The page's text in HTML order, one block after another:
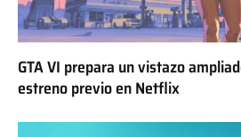
GTA VI prepara un vistazo
estreno previo en Netflix